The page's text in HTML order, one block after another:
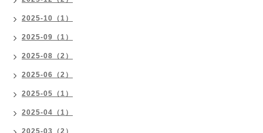
2025-10（1）
2025-09（1）
2025-08（2）
2025-06（2）
2025-05（1）
2025-04（1）